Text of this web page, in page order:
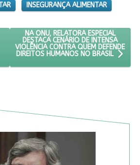
INSEGURANÇA ALIMENTAR
MULHERES NO CÁRCERE: 12 MIL
PRÓXIMO ARTIGO: NA ONU,
NA ONU, RELATORA ESPECIAL
DESTACA CENÁRIO DE INTENSA
VIOLÊNCIA CONTRA QUEM DEFENDE
DIREITOS HUMANOS NO BRASIL